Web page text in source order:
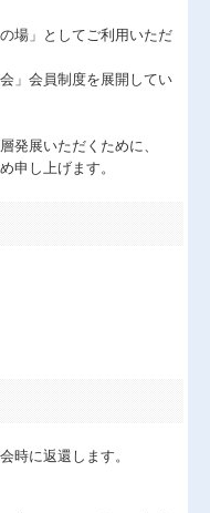
場」としてご利用いただ
」会員制度を展開してい
発展いただくために、
申し上げます。
時に返還します。